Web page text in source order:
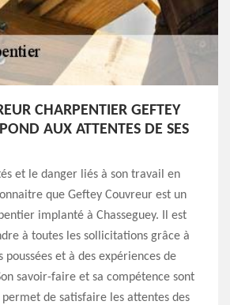
CHARPENTIER GEFTEY
AUX ATTENTES DE SES
et le danger liés à son travail en
que Geftey Couvreur est un
implanté à Chasseguey. Il est
à toutes les sollicitations grâce à
et à des expériences de
savoir-faire et sa compétence sont
de satisfaire les attentes des